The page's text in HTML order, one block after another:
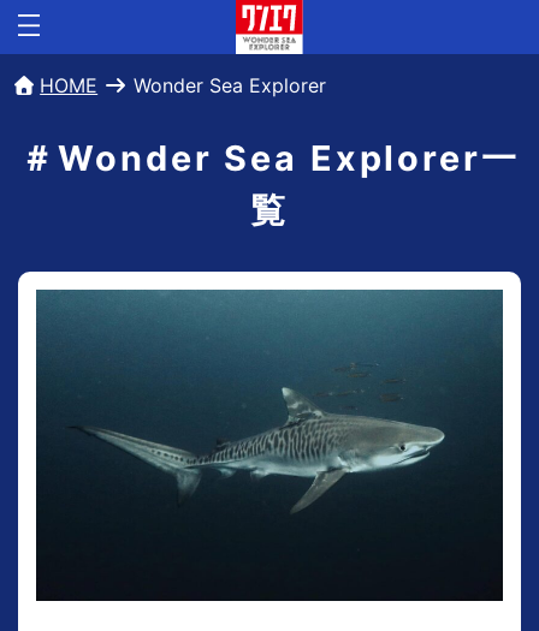
HOME Wonder Sea Explorer
＃Wonder Sea Explorer一
覧